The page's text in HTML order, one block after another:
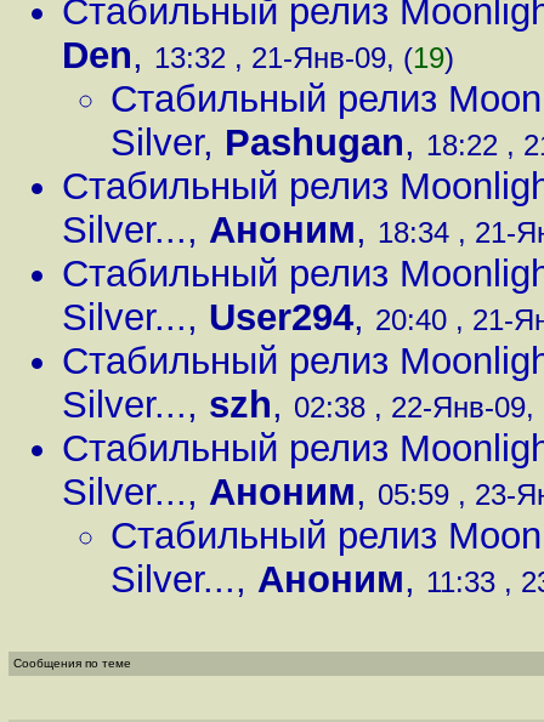
Стабильный релиз
Den, 13:32 , 21-Янв-09, (19)
Стабильный релиз
Silver, Pashugan, 18:22 ,
Стабильный релиз
Silver..., Аноним, 18:34 , 21-
Стабильный релиз
Silver..., User294, 20:40 , 21-
Стабильный релиз
Silver..., szh, 02:38 , 22-Янв-09,
Стабильный релиз
Silver..., Аноним, 05:59 , 23-
Стабильный релиз
Silver..., Аноним, 11:33 ,
Сообщения по теме